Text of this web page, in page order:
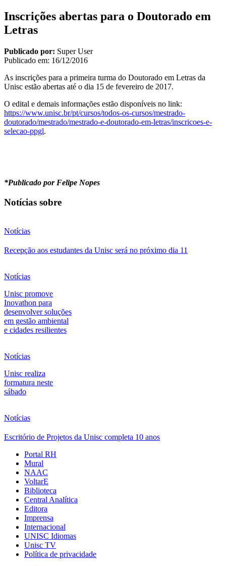
Inscrições abertas para o Doutorado em
Letras
Publicado por: Super User
Publicado em: 16/12/2016
As inscrições para a primeira turma do Doutorado em Letras da
Unisc estão abertas até o dia 15 de fevereiro de 2017.
O edital e demais informações estão disponíveis no link:
https://www.unisc.br/pt/cursos/todos-os-cursos/mestrado-
doutorado/mestrado/mestrado-e-doutorado-em-letras/inscricoes-e-
selecao-ppgl.
*Publicado por Felipe Nopes
Notícias sobre
Notícias
Recepção aos estudantes da Unisc será no próximo dia 11
Notícias
Unisc promove
Inovathon para
desenvolver soluções
em gestão ambiental
e cidades resilientes
Notícias
Unisc realiza
formatura neste
sábado
Notícias
Escritório de Projetos da Unisc completa 10 anos
Portal RH
Mural
NAAC
VoltarE
Biblioteca
Central Analítica
Editora
Imprensa
Internacional
UNISC Idiomas
Unisc TV
Política de privacidade